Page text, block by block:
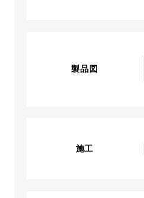
製品図
施工